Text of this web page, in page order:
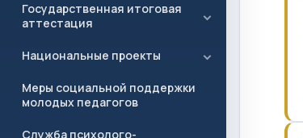
Государственная итоговая
аттестация
Национальные проекты
Меры социальной поддержки
молодых педагогов
Служба психолого-